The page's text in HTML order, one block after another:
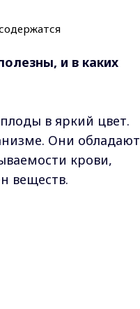
и в каких
в яркий цвет.
Они обладают
крови,
веществ.